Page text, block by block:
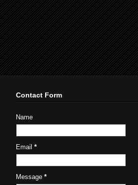
Contact Form
Name
Email*
Message*